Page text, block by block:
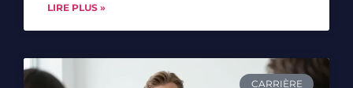
LIRE PLUS »
CARRIÈRE